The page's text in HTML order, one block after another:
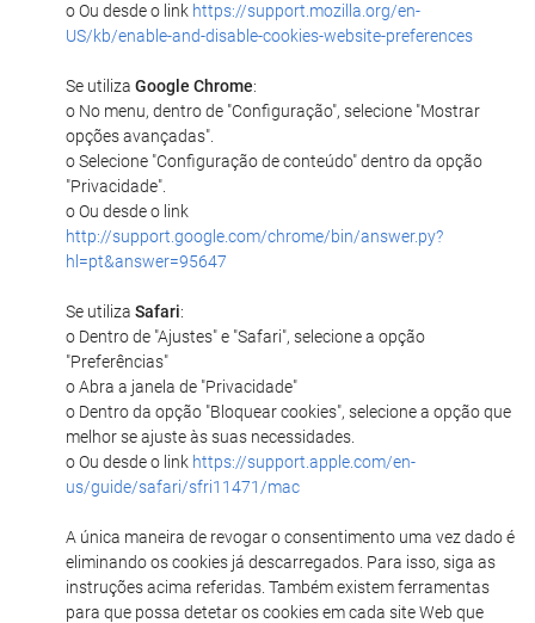
o Ou desde o link https://support.mozilla.org/en-
US/kb/enable-and-disable-cookies-website-preferences
Se utiliza Google Chrome:
o No menu, dentro de "Configuração", selecione "Mostrar
opções avançadas".
o Selecione "Configuração de conteúdo" dentro da opção
"Privacidade".
o Ou desde o link
http://support.google.com/chrome/bin/answer.py?
hl=pt&answer=95647
Se utiliza Safari:
o Dentro de "Ajustes" e "Safari", selecione a opção
"Preferências"
o Abra a janela de "Privacidade"
o Dentro da opção "Bloquear cookies", selecione a opção que
melhor se ajuste às suas necessidades.
o Ou desde o link https://support.apple.com/en-
us/guide/safari/sfri11471/mac
A única maneira de revogar o consentimento uma vez dado é
eliminando os cookies já descarregados. Para isso, siga as
instruções acima referidas. Também existem ferramentas
para que possa detetar os cookies em cada site Web que